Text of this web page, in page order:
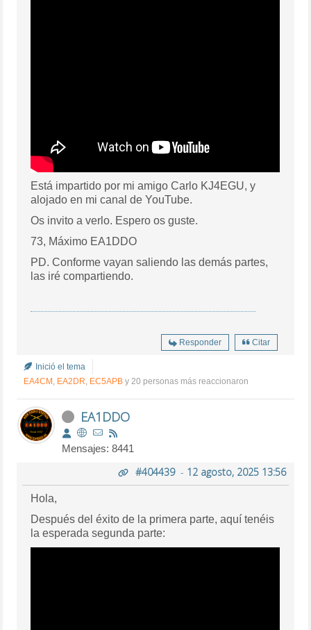
Está impartido por mi amigo Carlo KJ4EGU, y
alojado en mi canal de YouTube.
Os invito a verlo. Espero os guste.
73, Máximo EA1DDO
PD. Conforme vayan saliendo las demás partes,
las iré compartiendo.
Responder Citar
Inició el tema
EA4CM, EA2DR, EC5APB y 20 personas más reaccionaron
EA1DDO
Mensajes: 8441
#404439- 12 agosto, 2025 13:56
Hola,
Después del éxito de la primera parte, aquí tenéis
la esperada segunda parte: